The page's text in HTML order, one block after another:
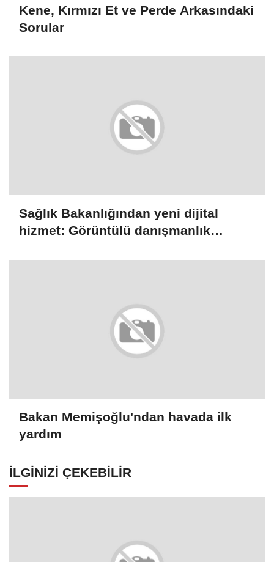
Kene, Kırmızı Et ve Perde Arkasındaki
Sorular
Sağlık Bakanlığından yeni dijital
hizmet: Görüntülü danışmanlık
Bakan Memişoğlu'ndan havada ilk
yardım
İLGINIZI ÇEKEBILIR